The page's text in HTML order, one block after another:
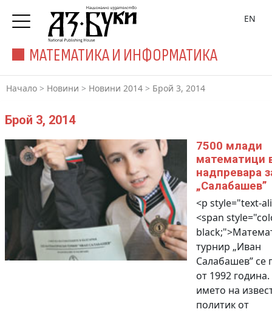
МАТЕМАТИКА И ИНФОРМАТИКА
EN
Начало > Новини > Новини 2014 > Брой 3, 2014
Брой 3, 2014
7500 млади
математици
надпревара
„Салабашев”
<p style="text-
<span
турнир „Иван
Салабашев” се
от 1992
името на
политик от